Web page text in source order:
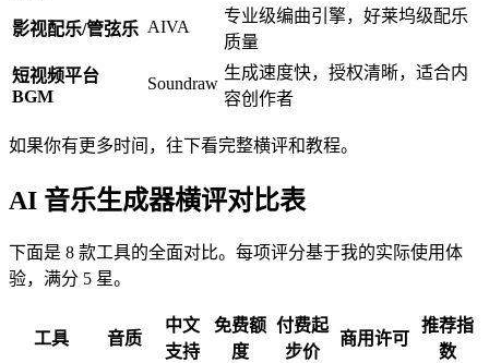
影视配乐/管弦乐 AIVA
专业级编曲引擎，好莱坞级配乐
质量
短视频平台
BGM
Soundraw
生成速度快，授权清晰，适合内
容创作者
如果你有更多时间，往下看完整横评和教程。
AI 音乐生成器横评对比表
下面是 8 款工具的全面对比。每项评分基于我的实际使用体
验，满分 5 星。
工具 音质
中文
支持
免费额
度
付费起
步价
商用许可
推荐指
数